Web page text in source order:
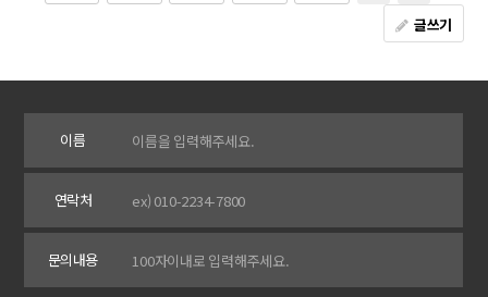
글쓰기
이름
연락처
문의내용